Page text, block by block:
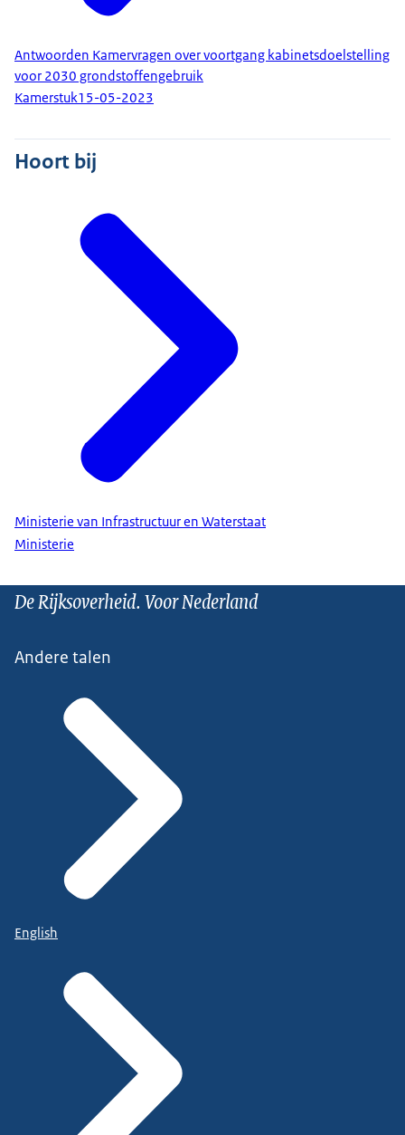
Antwoorden Kamervragen over voortgang kabinetsdoelstelling
voor 2030 grondstoffengebruik
Kamerstuk15-05-2023
Hoort bij
Ministerie van Infrastructuur en Waterstaat
Ministerie
De Rijksoverheid. Voor Nederland
Andere talen
English